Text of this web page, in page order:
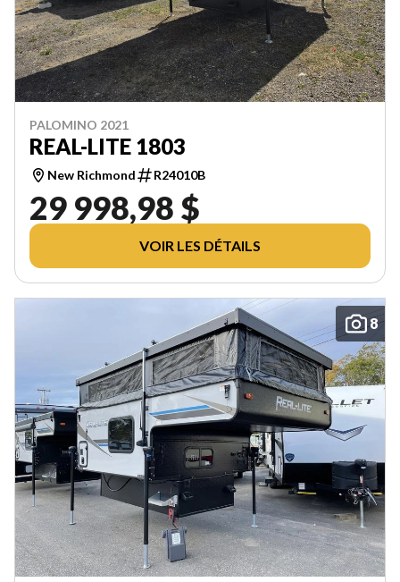
PALOMINO 2021
REAL-LITE 1803
New Richmond R24010B
29 998,98 $
VOIR LES DÉTAILS
8